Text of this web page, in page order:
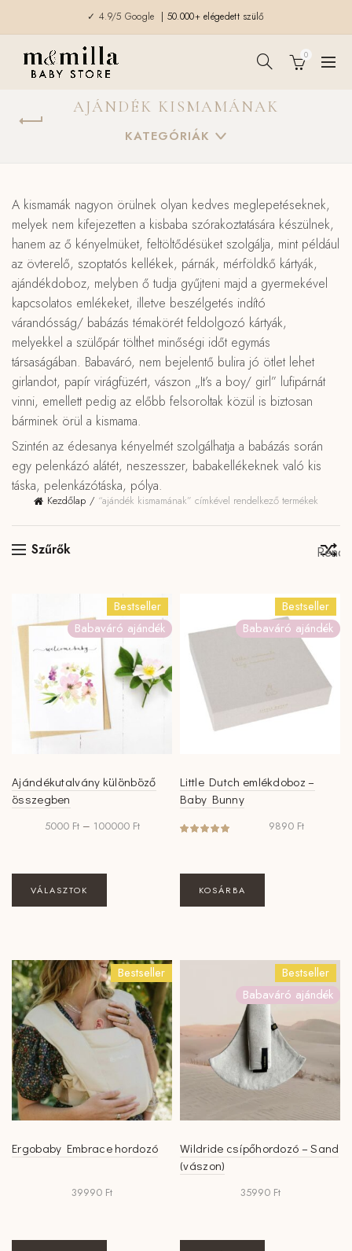
✓ 4.9/5 Google | 50.000+ elégedett szülő
0
AJÁNDÉK KISMAMÁNAK
KATEGÓRIÁK
A kismamák nagyon örülnek olyan kedves meglepetéseknek,
melyek nem kifejezetten a kisbaba szórakoztatására készülnek,
hanem az ő kényelmüket, feltöltődésüket szolgálja, mint például
az övterelő, szoptatós kellékek, párnák, mérföldkő kártyák,
ajándékdoboz, melyben ő tudja gyűjteni majd a gyermekével
kapcsolatos emlékeket, illetve beszélgetés indító
várandósság/ babázás témakörét feldolgozó kártyák,
melyekkel a szülőpár tölthet minőségi időt egymás
társaságában. Babaváró, nem bejelentő bulira jó ötlet lehet
girlandot, papír virágfüzért, vászon „It’s a boy/ girl” lufipárnát
vinni, emellett pedig az előbb felsoroltak közül is biztosan
bárminek örül a kismama.
Szintén az édesanya kényelmét szolgálhatja a babázás során
egy pelenkázó alátét, neszesszer, babakellékeknek való kis
táska, pelenkázótáska, pólya.
Kezdőlap “ajándék kismamának” címkével rendelkező termékek
Szűrők
Bestseller
Babaváró ajándék
Ajándékutalvány különböző
összegben
5000 Ft – 100000 FtÁrtartomány:
100000 Ft
VÁLASZTOK
a
variációja
van.
A
változatok
termékoldalon
választhatók
ki
Bestseller
Babaváró ajándék
Little Dutch emlékdoboz –
Baby Bunny
9890 Ft
KOSÁRBA
Bestseller
Ergobaby Embrace hordozó
39990 Ft
Bestseller
Babaváró ajándék
Wildride csípőhordozó – Sand
(vászon)
35990 Ft